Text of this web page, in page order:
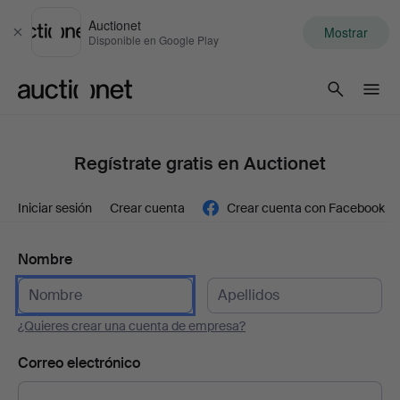
Cerrar
Auctionet
Disponible en Google Play Mostrar
Regístrate gratis en Auctionet
Iniciar sesión Crear cuenta Crear cuenta con Facebook
Nombre
¿Quieres crear una cuenta de empresa?
Correo electrónico